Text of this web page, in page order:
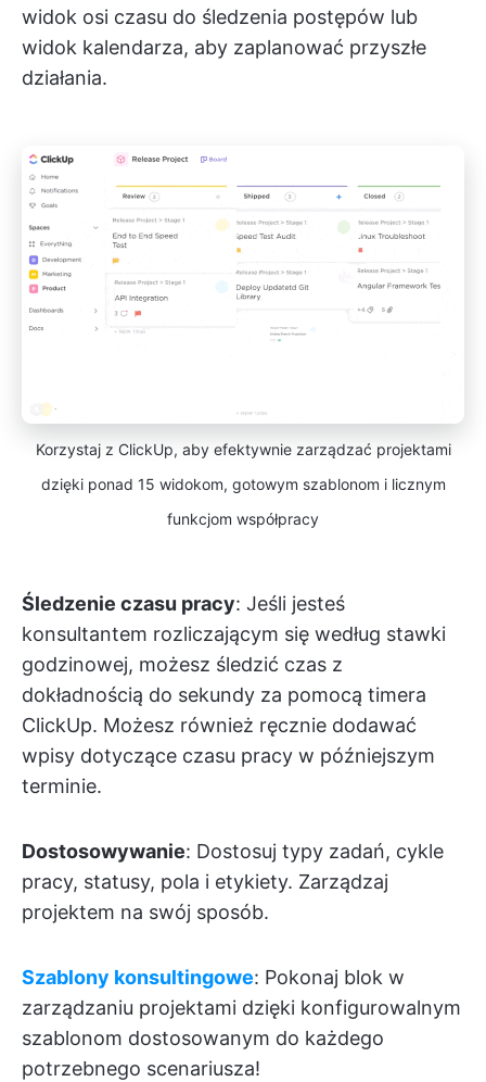
widok osi czasu do śledzenia postępów lub
widok kalendarza, aby zaplanować przyszłe
działania.
Korzystaj z ClickUp, aby efektywnie zarządzać projektami
dzięki ponad 15 widokom, gotowym szablonom i licznym
funkcjom współpracy
Śledzenie czasu pracy: Jeśli jesteś
konsultantem rozliczającym się według stawki
godzinowej, możesz śledzić czas z
dokładnością do sekundy za pomocą timera
ClickUp. Możesz również ręcznie dodawać
wpisy dotyczące czasu pracy w późniejszym
terminie.
Dostosowywanie: Dostosuj typy zadań, cykle
pracy, statusy, pola i etykiety. Zarządzaj
projektem na swój sposób.
Szablony konsultingowe: Pokonaj blok w
zarządzaniu projektami dzięki konfigurowalnym
szablonom dostosowanym do każdego
potrzebnego scenariusza!